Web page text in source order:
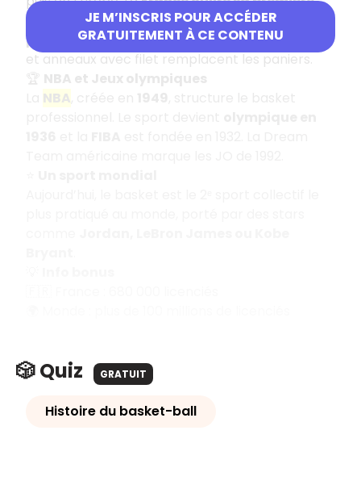
JE M’INSCRIS POUR ACCÉDER
GRATUITEMENT À CE CONTENU
salle en
1893. Les règles évoluent :5 joueurs
par équipe, ballon spécifique (orange dès 1950)
et anneaux avec filet remplacent les paniers.
🏆 NBA et Jeux olympiques
NBA
🎲 Quiz GRATUIT
Histoire du basket-ball